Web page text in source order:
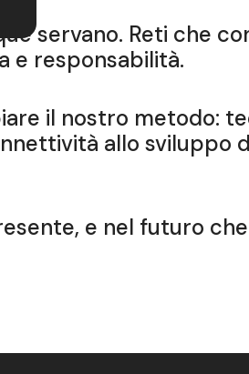
servano. Reti che
e responsabilità.
il nostro metodo:
allo sviluppo
e nel futuro